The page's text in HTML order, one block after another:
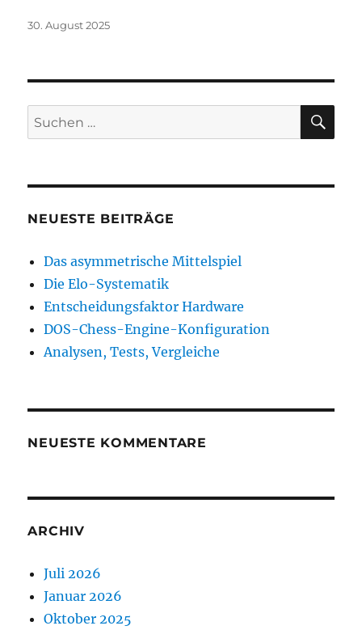
Veröffentlicht
30. August 2025
Suchen
nach:
NEUESTE BEITRÄGE
Das asymmetrische Mittelspiel
Die Elo-Systematik
Entscheidungsfaktor Hardware
DOS-Chess-Engine-Konfiguration
Analysen, Tests, Vergleiche
NEUESTE KOMMENTARE
ARCHIV
Juli 2026
Januar 2026
Oktober 2025